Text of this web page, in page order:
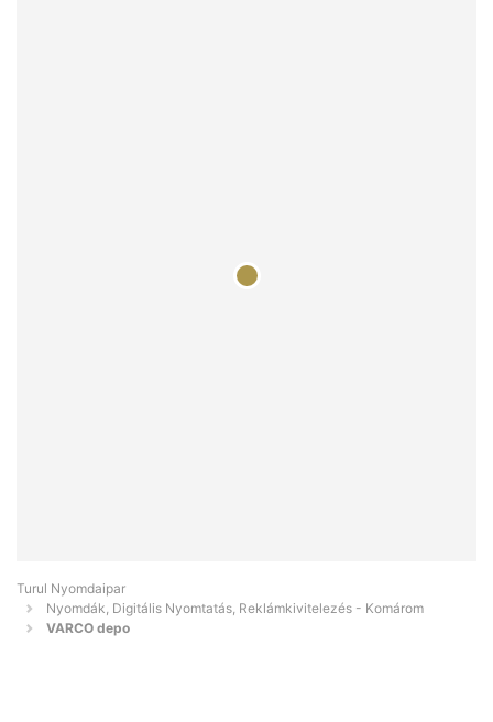
Turul Nyomdaipar
Nyomdák, Digitális Nyomtatás, Reklámkivitelezés - Komárom
VARCO depo